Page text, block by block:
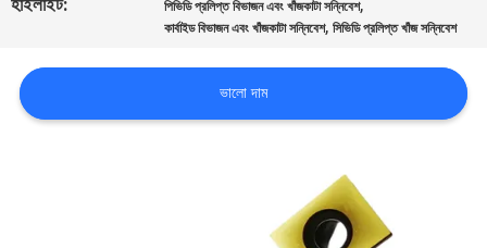
করুন
হাইলাইট: পিভিডি প্রলিপ্ত বিভাজন এবং খাঁজকাটা সন্নিবেশ,
কার্বাইড বিভাজন এবং খাঁজকাটা সন্নিবেশ,সিভিডি প্রলিপ্ত খাঁজ সন্নিবেশ
ভালো দাম